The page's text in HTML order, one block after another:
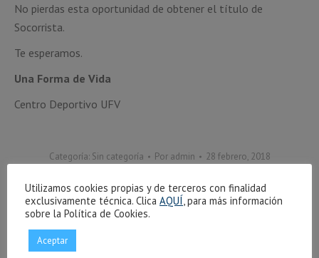
No pierdas esta oportunidad de obtener el título de
Socorrista.
Te esperamos.
Una Forma de Vida
Centro Deportivo UFV
Categoría: Sin categoría Por admin 28 febrero, 2018
Share this post
Utilizamos cookies propias y de terceros con finalidad
exclusivamente técnica. Clica AQUÍ , para más información
sobre la Política de Cookies.
Aceptar